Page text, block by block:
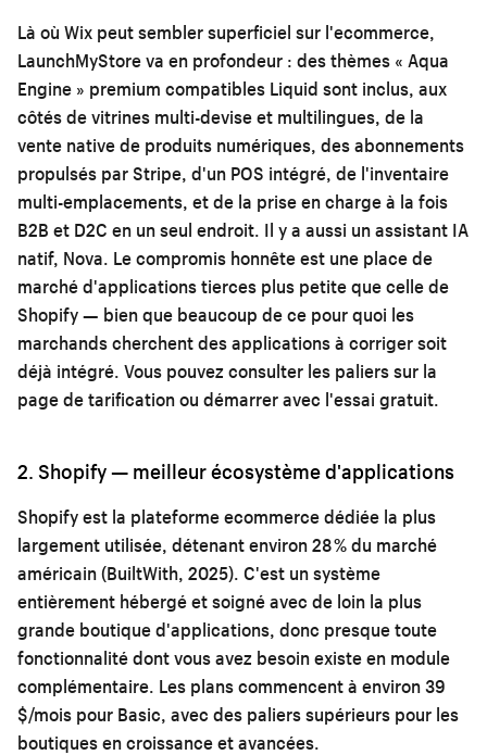
Là où Wix peut sembler superficiel sur l'ecommerce,
LaunchMyStore va en profondeur : des thèmes « Aqua
Engine » premium compatibles Liquid sont inclus, aux
côtés de vitrines multi-devise et multilingues, de la
vente native de produits numériques, des abonnements
propulsés par Stripe, d'un POS intégré, de l'inventaire
multi-emplacements, et de la prise en charge à la fois
B2B et D2C en un seul endroit. Il y a aussi un assistant IA
natif, Nova. Le compromis honnête est une place de
marché d'applications tierces plus petite que celle de
Shopify — bien que beaucoup de ce pour quoi les
marchands cherchent des applications à corriger soit
déjà intégré. Vous pouvez consulter les paliers sur la
page de tarificationou démarrer avec l'essai gratuit.
2. Shopify — meilleur écosystème d'applications
Shopify est la plateforme ecommerce dédiée la plus
largement utilisée, détenant environ 28 % du marché
américain (BuiltWith, 2025). C'est un système
entièrement hébergé et soigné avec de loin la plus
grande boutique d'applications, donc presque toute
fonctionnalité dont vous avez besoin existe en module
complémentaire. Les plans commencent à environ 39
$/mois pour Basic, avec des paliers supérieurs pour les
boutiques en croissance et avancées.